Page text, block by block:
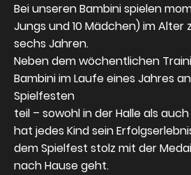
Bei unseren Bambini spielen
Jungs und 10 Mädchen) im
sechs Jahren.
Neben dem wöchentlichen
Bambini im Laufe eines Jahres
Spielfesten
teil – sowohl in der Halle als
hat jedes Kind sein
dem Spielfest stolz mit der
nach Hause geht.